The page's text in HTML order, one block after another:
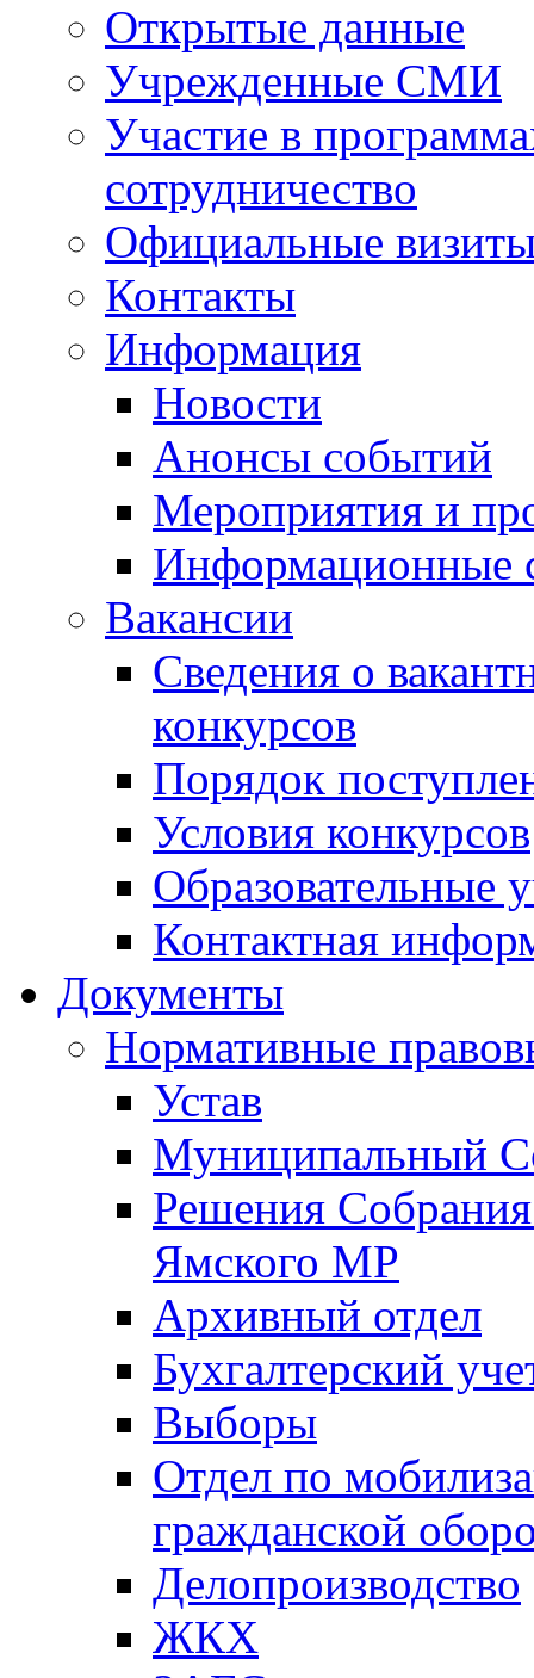
Открытые данные
Учрежденные СМИ
Участие в
сотрудничество
Официальные
Контакты
Информация
Новости
Анонсы событий
Мероприятия и
Информационные
Вакансии
Сведения о
конкурсов
Порядок
Условия конкурсов
Образовательные
Контактная
Документы
Нормативные
Устав
Муниципальный
Решения
Ямского МР
Архивный отдел
Бухгалтерский
Выборы
Отдел по
гражданской
Делопроизводство
ЖКХ